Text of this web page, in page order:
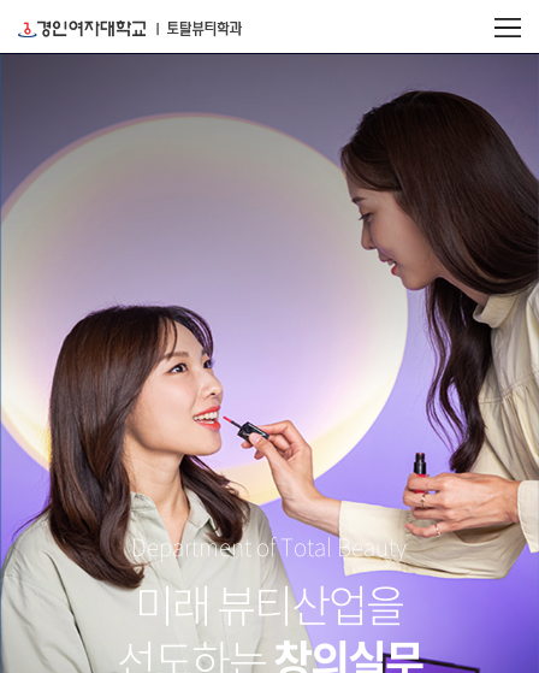
Department of Total Beauty
미래 뷰티산업을
선도하는 창의실무